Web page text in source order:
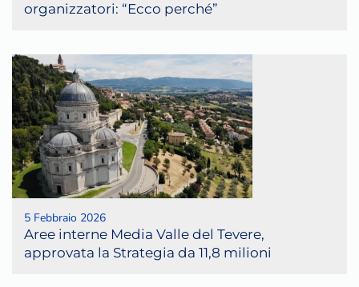
organizzatori: “Ecco perché”
5 Febbraio 2026
Aree interne Media Valle del Tevere,
approvata la Strategia da 11,8 milioni